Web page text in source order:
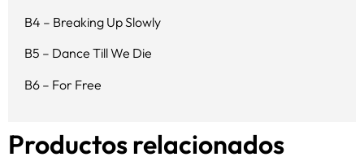
B4 – Breaking Up Slowly
B5 – Dance Till We Die
B6 – For Free
Productos relacionados